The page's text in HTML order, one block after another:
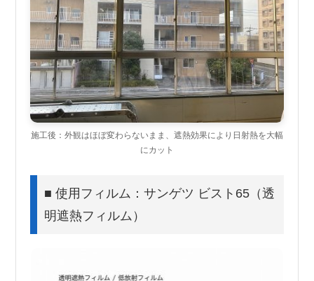
施工後：外観はほぼ変わらないまま、遮熱効果により日射熱を大幅
にカット
■ 使用フィルム：サンゲツ ビスト65（透
明遮熱フィルム）